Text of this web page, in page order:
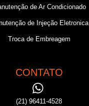
de Ar Condicionado
de Injeção Eletronica
Troca de Embreagem
CONTATO
(21) 96411-4528